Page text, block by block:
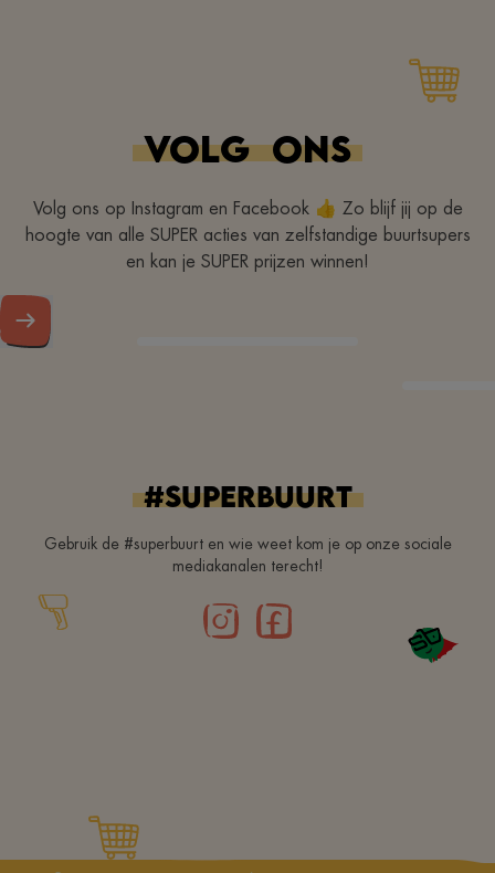
un super endroit. Merci!
VOLG ONS
Volg ons op Instagram en Facebook 👍 Zo blijf jij op de
hoogte van alle SUPER acties van zelfstandige buurtsupers
en kan je SUPER prijzen winnen!
#superbuurt
Gebruik de #superbuurt en wie weet kom je op onze sociale
mediakanalen terecht!